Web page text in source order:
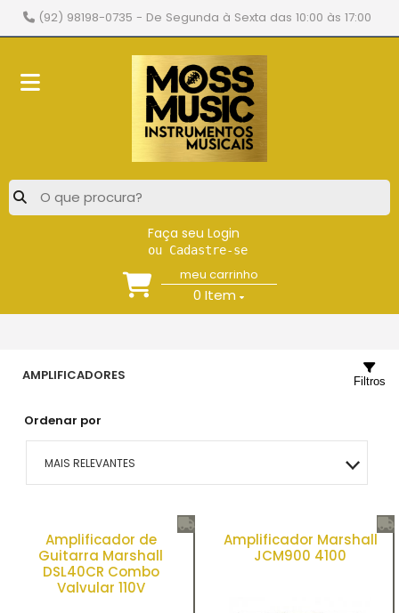
(92) 98198-0735 - De Segunda à Sexta das 10:00 às 17:00
Faça seu Login
ou Cadastre-se
meu carrinho
0 Item
AMPLIFICADORES
Ordenar por
MAIS RELEVANTES
MENOR PREÇO
Filtros
Amplificador de
Guitarra Marshall
DSL40CR Combo
Valvular 110V
Amplificador Marshall
JCM900 4100